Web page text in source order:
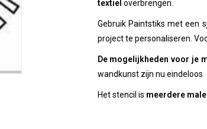
textiel overbrengen.
Gebruik Paintstiks met een
project te personaliseren.
De mogelijkheden voor je
wandkunst zijn nu eindeloos
Het stencil is meerdere